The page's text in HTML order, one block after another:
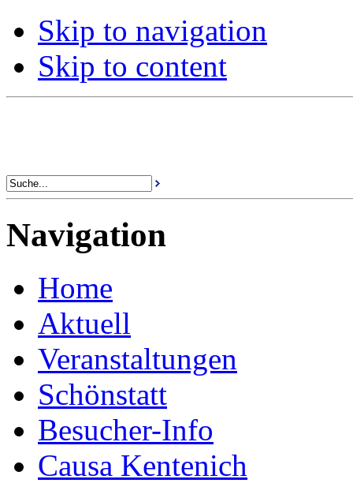
Skip to navigation
Skip to content
Navigation
Home
Aktuell
Veranstaltungen
Schönstatt
Besucher-Info
Causa Kentenich